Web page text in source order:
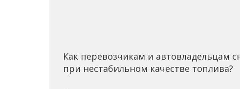
Как перевозчикам и автовладельцам
при нестабильном качестве топлива?